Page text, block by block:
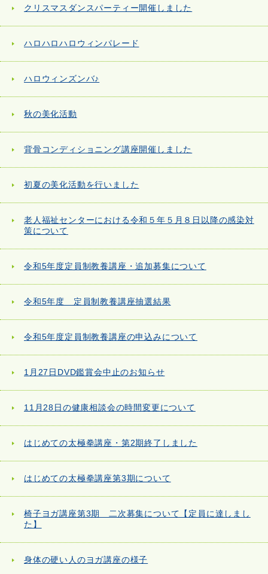
クリスマスダンスパーティー開催しました
ハロハロハロウィンパレード
ハロウィンズンバ♪
秋の美化活動
背骨コンディショニング講座開催しました
初夏の美化活動を行いました
老人福祉センターにおける令和５年５月８日以降の感染対
策について
令和5年度定員制教養講座・追加募集について
令和5年度 定員制教養講座抽選結果
令和5年度定員制教養講座の申込みについて
1月27日DVD鑑賞会中止のお知らせ
11月28日の健康相談会の時間変更について
はじめての太極拳講座・第2期終了しました
はじめての太極拳講座第3期について
椅子ヨガ講座第3期 二次募集について【定員に達しまし
た】
身体の硬い人のヨガ講座の様子